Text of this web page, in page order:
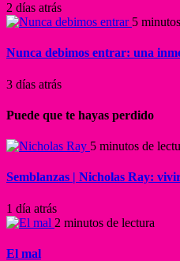
2 días atrás
5
Nunca debimos entrar: una
3 días atrás
Puede que te hayas perdido
5 minutos de
Semblanzas | Nicholas Ray:
1 día atrás
2 minutos de lectura
El mal